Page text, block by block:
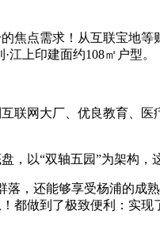
点需求！从互联宝地等
上印建面约108㎡户型。
网大厂、优良教育、医
以“双轴五园”为架构，
，还能够享受杨浦的成
都做到了极致便利：实现